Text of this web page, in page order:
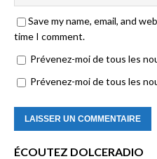
Save my name, email, and
time I comment.
Prévenez-moi de tous les
Prévenez-moi de tous les
ÉCOUTEZ DOLCERADIO